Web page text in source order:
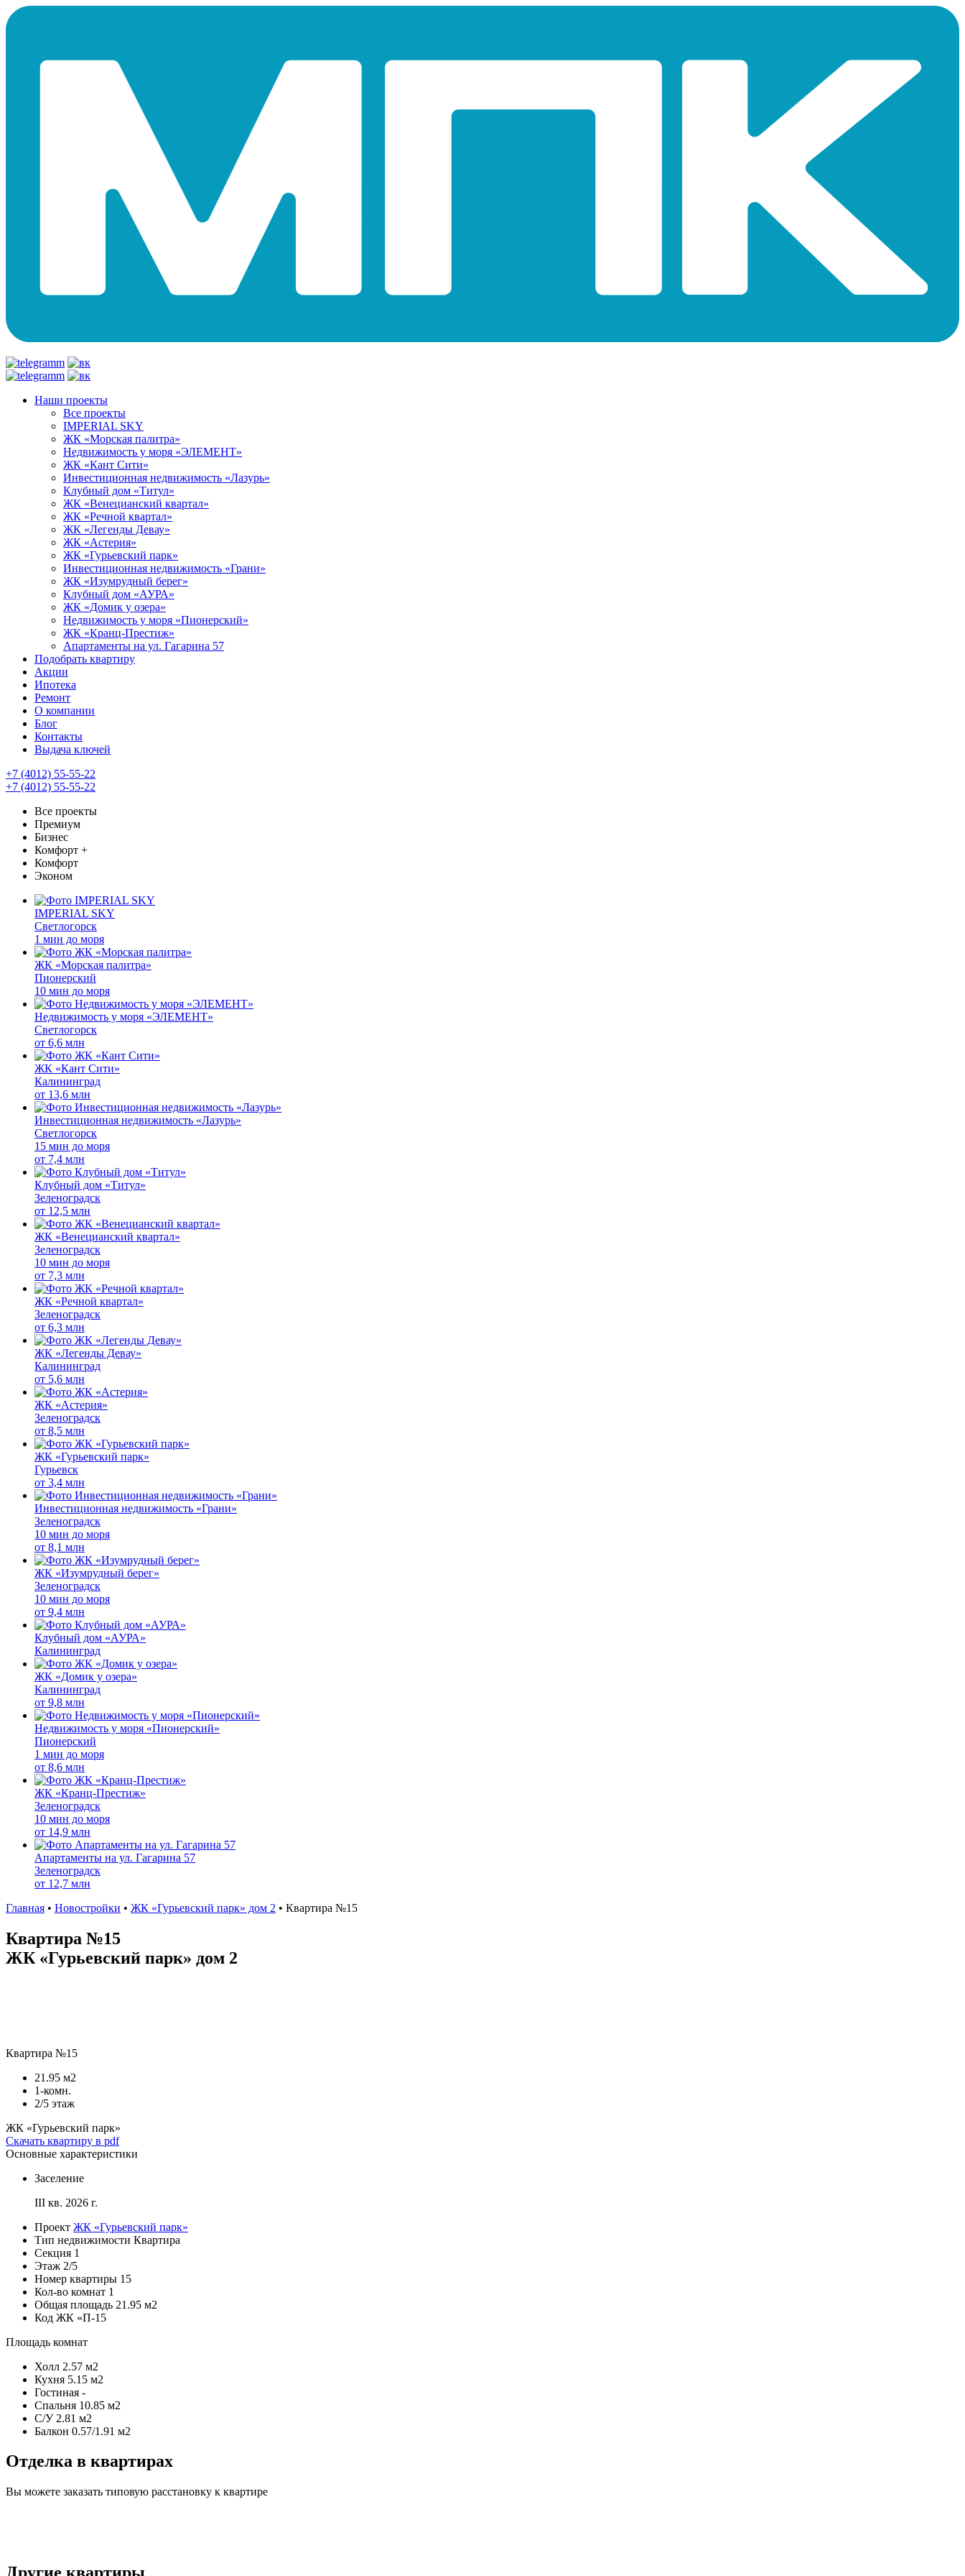
Наши проекты
Все проекты
IMPERIAL SKY
ЖК «Морская палитра»
Недвижимость у моря «ЭЛЕМЕНТ»
ЖК «Кант Сити»
Инвестиционная недвижимость «Лазурь»
Клубный дом «Титул»
ЖК «Венецианский квартал»
ЖК «Речной квартал»
ЖК «Легенды Девау»
ЖК «Астерия»
ЖК «Гурьевский парк»
Инвестиционная недвижимость «Грани»
ЖК «Изумрудный берег»
Клубный дом «АУРА»
ЖК «Домик у озера»
Недвижимость у моря «Пионерский»
ЖК «Кранц-Престиж»
Апартаменты на ул. Гагарина 57
Подобрать квартиру
Акции
Ипотека
Ремонт
О компании
Блог
Контакты
Выдача ключей
+7 (4012) 55-55-22
+7 (4012) 55-55-22
Все проекты
Премиум
Бизнес
Комфорт +
Комфорт
Эконом
IMPERIAL SKY
Светлогорск
1 мин до моря
ЖК «Морская палитра»
Пионерский
10 мин до моря
Недвижимость у моря «ЭЛЕМЕНТ»
Светлогорск
от 6,6 млн
ЖК «Кант Сити»
Калининград
от 13,6 млн
Инвестиционная недвижимость «Лазурь»
Светлогорск
15 мин до моря
от 7,4 млн
Клубный дом «Титул»
Зеленоградск
от 12,5 млн
ЖК «Венецианский квартал»
Зеленоградск
10 мин до моря
от 7,3 млн
ЖК «Речной квартал»
Зеленоградск
от 6,3 млн
ЖК «Легенды Девау»
Калининград
от 5,6 млн
ЖК «Астерия»
Зеленоградск
от 8,5 млн
ЖК «Гурьевский парк»
Гурьевск
от 3,4 млн
Инвестиционная недвижимость «Грани»
Зеленоградск
10 мин до моря
от 8,1 млн
ЖК «Изумрудный берег»
Зеленоградск
10 мин до моря
от 9,4 млн
Клубный дом «АУРА»
Калининград
ЖК «Домик у озера»
Калининград
от 9,8 млн
Недвижимость у моря «Пионерский»
Пионерский
1 мин до моря
от 8,6 млн
ЖК «Кранц-Престиж»
Зеленоградск
10 мин до моря
от 14,9 млн
Апартаменты на ул. Гагарина 57
Зеленоградск
от 12,7 млн
Главная • Новостройки • ЖК «Гурьевский парк» дом 2 • Квартира №15
Квартира №15
ЖК «Гурьевский парк» дом 2
Квартира №15
21.95 м2
1-комн.
2/5 этаж
ЖК «Гурьевский парк»
Скачать квартиру в pdf
Основные характеристики
Заселение
III кв. 2026 г.
Проект ЖК «Гурьевский парк»
Тип недвижимости Квартира
Секция 1
Этаж 2/5
Номер квартиры 15
Кол-во комнат 1
Общая площадь 21.95 м2
Код ЖК «П-15
Площадь комнат
Холл 2.57 м2
Кухня 5.15 м2
Гостиная -
Спальня 10.85 м2
С/У 2.81 м2
Балкон 0.57/1.91 м2
Отделка в квартирах
Вы можете заказать типовую расстановку к квартире